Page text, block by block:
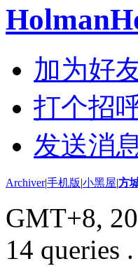
加为好
打个招
发送消
Archiver|手机版|小黑屋|方
GMT+8,
14 queries .